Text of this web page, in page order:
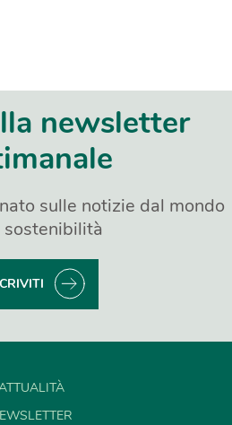
newsletter
sulle notizie dal mondo
sostenibilità